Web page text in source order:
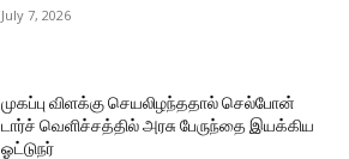
July 7, 2026
முகப்பு விளக்கு செயலிழந்ததால் செல்போன்
டார்ச் வெளிச்சத்தில் அரசு பேருந்தை இயக்கிய
ஓட்டுநர்